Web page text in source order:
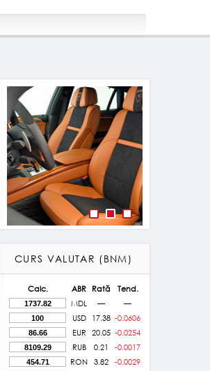
CURS VALUTAR (BNM)
Calc. ABR Rată
Tend.
MDL
—
—
USD
17.38 -0.0606
EUR
20.05 -0.0254
RUB
0.21
-0.0017
RON
3.82
-0.0029